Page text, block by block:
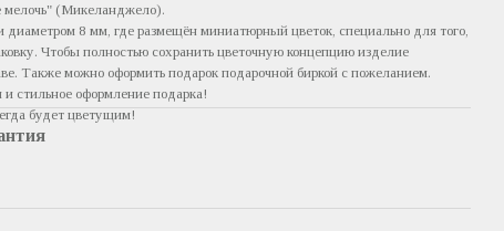
мелочь" (Микеланджело).
8 мм, где размещён миниатюрный цветок, специально для того,
Чтобы полностью сохранить цветочную концепцию изделие
Также можно оформить подарок подарочной биркой с пожеланием.
стильное оформление подарка!
будет цветущим!